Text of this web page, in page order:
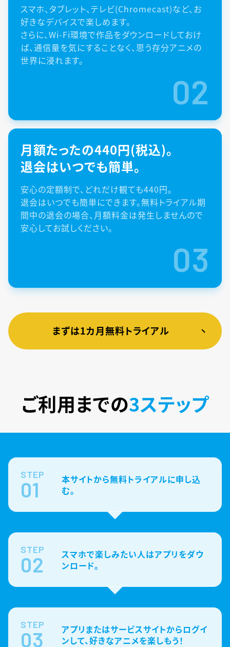
スマホ、タブレット、テレビ(Chromecast)など、お
好きなデバイスで楽しめます。
さらに、Wi-Fi環境で作品をダウンロードしておけ
ば、通信量を気にすることなく、思う存分アニメの
世界に浸れます。
02
月額たったの440円(税込)。
退会はいつでも簡単。
安心の定額制で、どれだけ観ても440円。
退会はいつでも簡単にできます。無料トライアル期
間中の退会の場合、月額料金は発生しませんので
安心してお試しください。
03
まずは1カ月無料トライアル
ご利用までの3ステップ
STEP
01
本サイトから無料トライアルに申し込
む。
STEP
02
スマホで楽しみたい人はアプリをダウ
ンロード。
STEP
03
アプリまたはサービスサイトからログイ
ンして、好きなアニメを楽しもう！